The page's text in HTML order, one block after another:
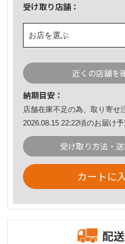
受け取り店舗：
お店を選ぶ
近くの店舗を
納期目安：
店舗在庫不足の為、取り寄せ
2026.08.15 22:22頃のお届け予
受け取り方法・
カートに
配